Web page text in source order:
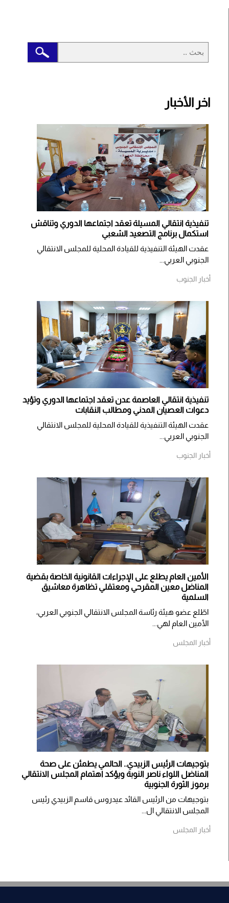
اخر الأخبار
تنفيذية انتقالي المسيلة تعقد اجتماعها الدوري وتناقش
استكمال برنامج التصعيد الشعبي
عقدت الهيئة التنفيذية للقيادة المحلية للمجلس الانتقالي
الجنوبي العربي...
أخبار الجنوب
تنفيذية انتقالي العاصمة عدن تعقد اجتماعها الدوري وتؤيد
دعوات العصيان المدني ومطالب النقابات
​عقدت الهيئة التنفيذية للقيادة المحلية للمجلس الانتقالي
الجنوبي العربي...
أخبار الجنوب
الأمين العام يطلع على الإجراءات القانونية الخاصة بقضية
المناضل معين المقرحي ومعتقلي تظاهرة معاشيق
السلمية
اطّلع عضو هيئة رئاسة المجلس الانتقالي الجنوبي العربي،
الأمين العام لهي...
أخبار المجلس
بتوجيهات الرئيس الزبيدي.. الحالمي يطمئن على صحة
المناضل اللواء ناصر النوبة ويؤكد اهتمام المجلس الانتقالي
برموز الثورة الجنوبية
بتوجيهات من الرئيس القائد عيدروس قاسم الزبيدي رئيس
المجلس الانتقالي ال...
أخبار المجلس